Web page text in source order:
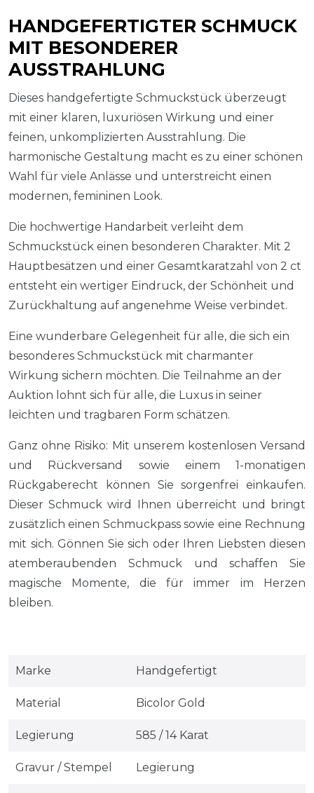
HANDGEFERTIGTER SCHMUCK
MIT BESONDERER
AUSSTRAHLUNG
Dieses handgefertigte Schmuckstück überzeugt
mit einer klaren, luxuriösen Wirkung und einer
feinen, unkomplizierten Ausstrahlung. Die
harmonische Gestaltung macht es zu einer schönen
Wahl für viele Anlässe und unterstreicht einen
modernen, femininen Look.
Die hochwertige Handarbeit verleiht dem
Schmuckstück einen besonderen Charakter. Mit 2
Hauptbesätzen und einer Gesamtkaratzahl von 2 ct
entsteht ein wertiger Eindruck, der Schönheit und
Zurückhaltung auf angenehme Weise verbindet.
Eine wunderbare Gelegenheit für alle, die sich ein
besonderes Schmuckstück mit charmanter
Wirkung sichern möchten. Die Teilnahme an der
Auktion lohnt sich für alle, die Luxus in seiner
leichten und tragbaren Form schätzen.
Ganz ohne Risiko: Mit unserem kostenlosen Versand
und Rückversand sowie einem 1-monatigen
Rückgaberecht können Sie sorgenfrei einkaufen.
Dieser Schmuck wird Ihnen überreicht und bringt
zusätzlich einen Schmuckpass sowie eine Rechnung
mit sich. Gönnen Sie sich oder Ihren Liebsten diesen
atemberaubenden Schmuck und schaffen Sie
magische Momente, die für immer im Herzen
bleiben.
Marke Handgefertigt
Material Bicolor Gold
Legierung 585 / 14 Karat
Gravur / Stempel Legierung